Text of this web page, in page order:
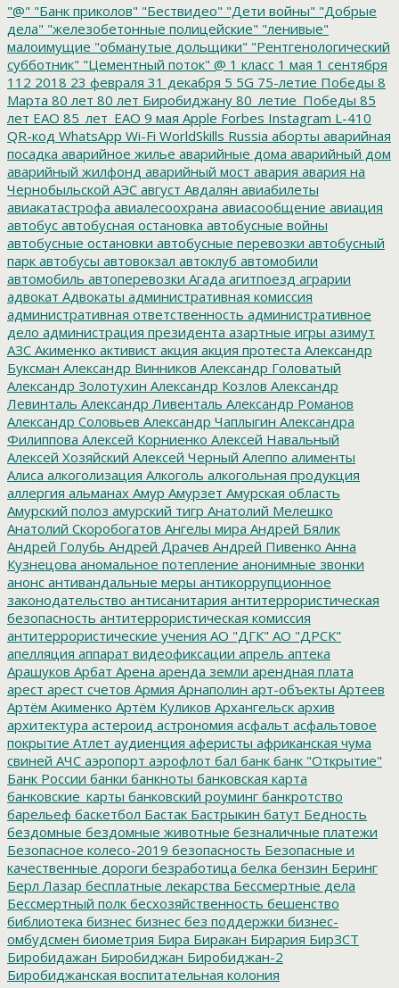
"@" "Банк приколов" "Бествидео" "Дети войны" "Добрые
дела" "железобетонные полицейские" "ленивые"
малоимущие "обманутые дольщики" "Рентгенологический
субботник" "Цементный поток" @ 1 класс 1 мая 1 сентября
112 2018 23 февраля 31 декабря 5 5G 75-летие Победы 8
Марта 80 лет 80 лет Биробиджану 80_летие_Победы 85
лет ЕАО 85_лет_ЕАО 9 мая Apple Forbes Instagram L-410
QR-код WhatsApp Wi-Fi WorldSkills Russia аборты аварийная
посадка аварийное жилье аварийные дома аварийный дом
аварийный жилфонд аварийный мост авария авария на
Чернобыльской АЭС август Авдалян авиабилеты
авиакатастрофа авиалесоохрана авиасообщение авиация
автобус автобусная остановка автобусные войны
автобусные остановки автобусные перевозки автобусный
парк автобусы автовокзал автоклуб автомобили
автомобиль автоперевозки Агада агитпоезд аграрии
адвокат Адвокаты административная комиссия
административная ответственность административное
дело администрация президента азартные игры азимут
АЗС Акименко активист акция акция протеста Александр
Буксман Александр Винников Александр Головатый
Александр Золотухин Александр Козлов Александр
Левинталь Александр Ливенталь Александр Романов
Александр Соловьев Александр Чаплыгин Александра
Филиппова Алексей Корниенко Алексей Навальный
Алексей Хозяйский Алексей Черный Алеппо алименты
Алиса алкоголизация Алкоголь алкогольная продукция
аллергия альманах Амур Амурзет Амурская область
Амурский полоз амурский тигр Анатолий Мелешко
Анатолий Скоробогатов Ангелы мира Андрей Бялик
Андрей Голубь Андрей Драчев Андрей Пивенко Анна
Кузнецова аномальное потепление анонимные звонки
анонс антивандальные меры антикоррупционное
законодательство антисанитария антитеррористическая
безопасность антитеррористическая комиссия
антитеррористические учения АО "ДГК" АО "ДРСК"
апелляция аппарат видеофиксации апрель аптека
Арашуков Арбат Арена аренда земли арендная плата
арест арест счетов Армия Арнаполин арт-объекты Артеев
Артём Акименко Артём Куликов Архангельск архив
архитектура астероид астрономия асфальт асфальтовое
покрытие Атлет аудиенция аферисты африканская чума
свиней АЧС аэропорт аэрофлот бал банк банк "Открытие"
Банк России банки банкноты банковская карта
банковские_карты банковский роуминг банкротство
барельеф баскетбол Бастак Бастрыкин батут Бедность
бездомные бездомные животные безналичные платежи
Безопасное колесо-2019 безопасность Безопасные и
качественные дороги безработица белка бензин Беринг
Берл Лазар бесплатные лекарства Бессмертные дела
Бессмертный полк бесхозяйственность бешенство
библиотека бизнес бизнес без поддержки бизнес-
омбудсмен биометрия Бира Биракан Бирария БирЗСТ
Биробидажан Биробиджан Биробиджан-2
Биробиджанская воспитательная колония